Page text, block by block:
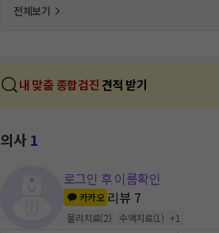
전체보기
내 맞춤 종합검진 견적 받기
의사1
로그인 후 이름확인
카카오 리뷰 7
물리치료(2) 수액치료(1 ) +1